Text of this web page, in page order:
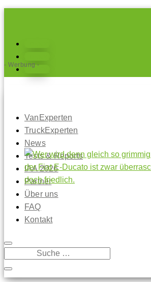
Folgen
VanExperten
TruckExperten
News
Tests & Reports
IAA 2026
Partner
Über uns
FAQ
Kontakt
- Werbung -